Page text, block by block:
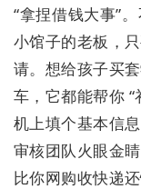
“拿捏借钱大事”
小馆子的老板，
请。想给孩子买
车，它都能帮你 “
机上填个基本信
审核团队火眼金
比你网购收快递